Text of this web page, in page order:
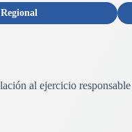
al ejercicio